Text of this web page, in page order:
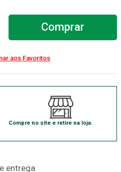
Comprar
Compre no site e retire na loja.